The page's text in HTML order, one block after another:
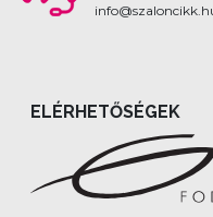
ELÉRHETŐSÉGEK